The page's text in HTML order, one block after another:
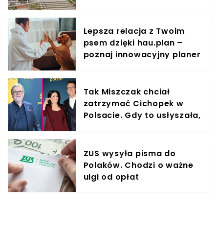
Lepsza relacja z Twoim
psem dzięki hau.plan –
poznaj innowacyjny planer
Tak Miszczak chciał
zatrzymać Cichopek w
Polsacie. Gdy to usłyszała,
ZUS wysyła pisma do
Polaków. Chodzi o ważne
ulgi od opłat